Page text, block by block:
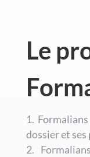
Le
dossier et